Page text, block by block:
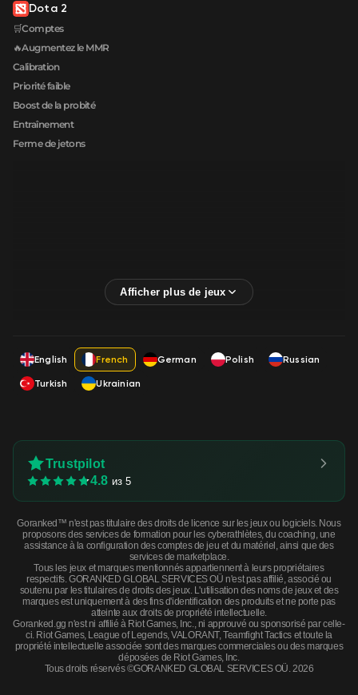
Dota 2
🛒Comptes
🔥Augmentez le MMR
Calibration
Priorité faible
Boost de la probité
Entraînement
Ferme de jetons
English French German Polish
Russian
Turkish
Ukrainian
Trustpilot
4.8 из 5
Goranked™ n'est pas titulaire des droits de licence sur les jeux ou logiciels. Nous
proposons des services de formation pour les cyberathlètes, du coaching, une
assistance à la configuration des comptes de jeu et du matériel, ainsi que des
services de marketplace.
Tous les jeux et marques mentionnés appartiennent à leurs propriétaires
respectifs. GORANKED GLOBAL SERVICES OÜ n'est pas affilié, associé ou
soutenu par les titulaires de droits des jeux. L'utilisation des noms de jeux et des
marques est uniquement à des fins d'identification des produits et ne porte pas
atteinte aux droits de propriété intellectuelle.
Goranked.gg n'est ni affilié à Riot Games, Inc., ni approuvé ou sponsorisé par celle-
ci. Riot Games, League of Legends, VALORANT, Teamfight Tactics et toute la
propriété intellectuelle associée sont des marques commerciales ou des marques
déposées de Riot Games, Inc.
Tous droits réservés ©GORANKED GLOBAL SERVICES OÜ. 2026